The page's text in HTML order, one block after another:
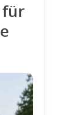
für